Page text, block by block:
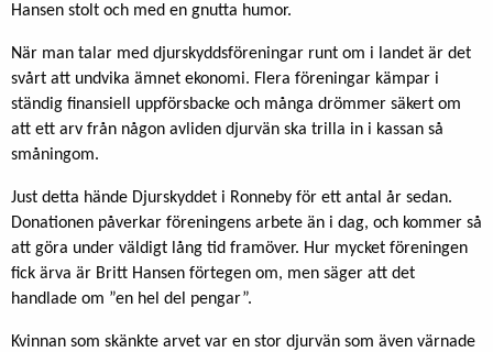
Hansen stolt och med en gnutta humor.
När man talar med djurskyddsföreningar runt om i landet är det
svårt att undvika ämnet ekonomi. Flera föreningar kämpar i
ständig finansiell uppförsbacke och många drömmer säkert om
att ett arv från någon avliden djurvän ska trilla in i kassan så
småningom.
Just detta hände Djurskyddet i Ronneby för ett antal år sedan.
Donationen påverkar föreningens arbete än i dag, och kommer så
att göra under väldigt lång tid framöver. Hur mycket föreningen
fick ärva är Britt Hansen förtegen om, men säger att det
handlade om ”en hel del pengar”.
Kvinnan som skänkte arvet var en stor djurvän som även värnade